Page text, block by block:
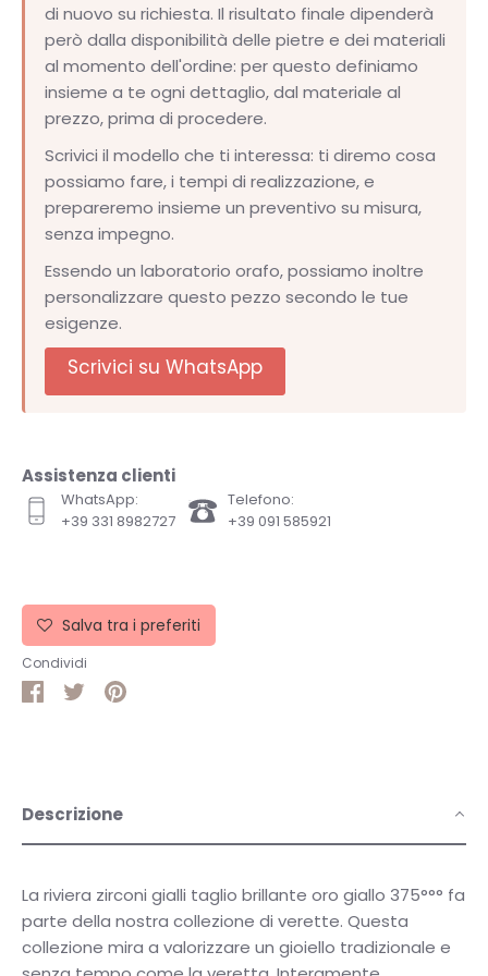
di nuovo su richiesta. Il risultato finale dipenderà
però dalla disponibilità delle pietre e dei materiali
al momento dell'ordine: per questo definiamo
insieme a te ogni dettaglio, dal materiale al
prezzo, prima di procedere.
Scrivici il modello che ti interessa: ti diremo cosa
possiamo fare, i tempi di realizzazione, e
prepareremo insieme un preventivo su misura,
senza impegno.
Essendo un laboratorio orafo, possiamo inoltre
personalizzare questo pezzo secondo le tue
esigenze.
Scrivici su WhatsApp
Assistenza clienti
WhatsApp:
+39 331 8982727
Telefono:
+39 091 585921
Salva tra i preferiti
Condividi
CondividiCondividi
Pin
Descrizione
La riviera zirconi gialli taglio brillante oro giallo 375°°° fa
parte della nostra collezione di verette. Questa
collezione mira a valorizzare un gioiello tradizionale e